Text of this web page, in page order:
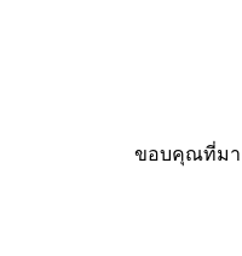
ขอบคุณที่มา